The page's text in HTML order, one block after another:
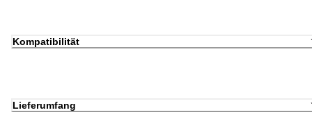
Kompatibilität
Lieferumfang